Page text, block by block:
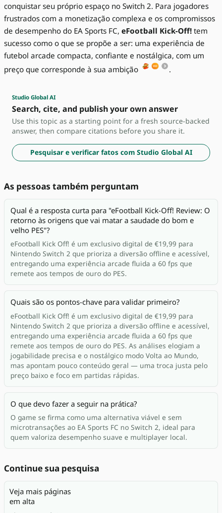
conquistar seu próprio espaço no Switch 2. Para jogadores
frustrados com a monetização complexa e os compromissos
de desempenho do EA Sports FC, eFootball Kick-Off! tem
sucesso como o que se propõe a ser: uma experiência de
futebol arcade compacta, confiante e nostálgica, com um
preço que corresponde à sua ambição
.
Studio Global AI
Search, cite, and publish your own answer
Use this topic as a starting point for a fresh source-backed
answer, then compare citations before you share it.
Pesquisar e verificar fatos com Studio Global AI
As pessoas também perguntam
Qual é a resposta curta para "eFootball Kick-Off! Review: O
retorno às origens que vai matar a saudade do bom e
velho PES"?
eFootball Kick Off! é um exclusivo digital de €19,99 para
Nintendo Switch 2 que prioriza a diversão offline e acessível,
entregando uma experiência arcade fluida a 60 fps que
remete aos tempos de ouro do PES.
Quais são os pontos-chave para validar primeiro?
eFootball Kick Off! é um exclusivo digital de €19,99 para
Nintendo Switch 2 que prioriza a diversão offline e acessível,
entregando uma experiência arcade fluida a 60 fps que
remete aos tempos de ouro do PES. As análises elogiam a
jogabilidade precisa e o nostálgico modo Volta ao Mundo,
mas apontam pouco conteúdo geral — uma troca justa pelo
preço baixo e foco em partidas rápidas.
O que devo fazer a seguir na prática?
O game se firma como uma alternativa viável e sem
microtransações ao EA Sports FC no Switch 2, ideal para
quem valoriza desempenho suave e multiplayer local.
Continue sua pesquisa
Veja mais páginas
em alta